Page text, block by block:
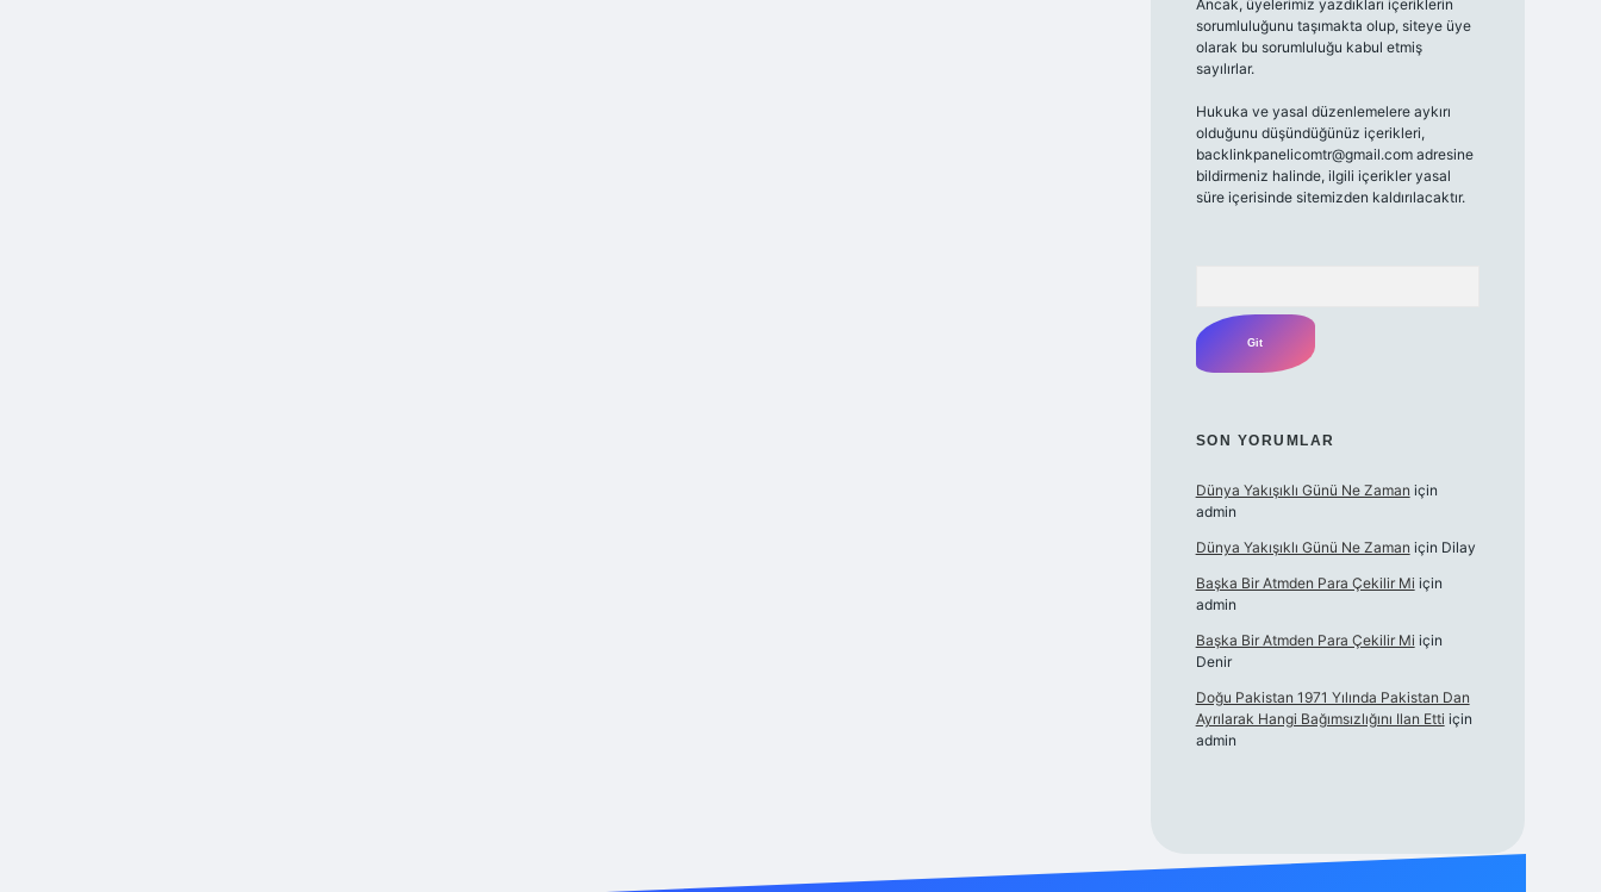
Ancak, üyelerimiz yazdıkları içeriklerin
sorumluluğunu taşımakta olup, siteye üye
olarak bu sorumluluğu kabul etmiş
sayılırlar.
Hukuka ve yasal düzenlemelere aykırı
olduğunu düşündüğünüz içerikleri,
backlinkpanelicomtr@gmail.comadresine
bildirmeniz halinde, ilgili içerikler yasal
süre içerisinde sitemizden kaldırılacaktır.
SON YORUMLAR
Dünya Yakışıklı Günü Ne Zaman için
admin
Dünya Yakışıklı Günü Ne Zaman için Dilay
Başka Bir Atmden Para Çekilir Mi için
admin
Başka Bir Atmden Para Çekilir Mi için
Denir
Doğu Pakistan 1971 Yılında Pakistan Dan
Ayrılarak Hangi Bağımsızlığını Ilan Etti için
admin